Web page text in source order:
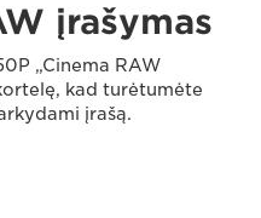
įrašymas
„Cinema RAW
kad turėtumėte
įrašą.